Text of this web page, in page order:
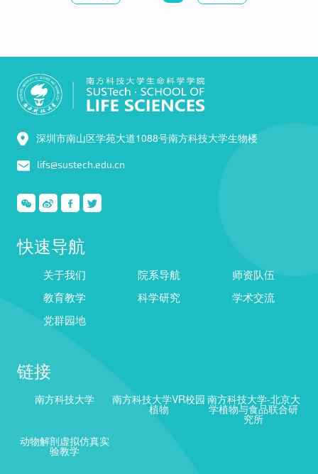
深圳市南山区学苑大道1088号南方科技大学生物楼
lifs@sustech.edu.cn
快速导航
关于我们 院系导航
师资队伍
教育教学
科学研究
学术交流
党群园地
链接
南方科技大学 南方科技大学VR校园
植物
南方科技大学-北京大
学植物与食品联合研
究所
动物解剖虚拟仿真实
验教学